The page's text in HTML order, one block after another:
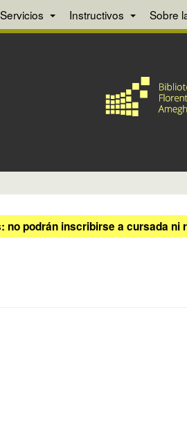
Servicios Instructivos Sobre
podrán inscribirse a cursada ni